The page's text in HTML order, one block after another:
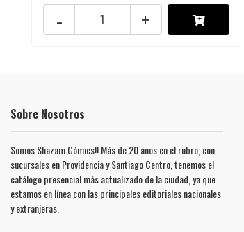
+
-
Sobre Nosotros
Somos Shazam Cómics!! Más de 20 años en el rubro, con
sucursales en Providencia y Santiago Centro, tenemos el
catálogo presencial más actualizado de la ciudad, ya que
estamos en línea con las principales editoriales nacionales
y extranjeras.